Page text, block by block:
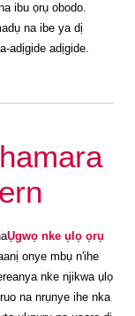
ibu ọrụ obodo.
na ibe ya dị
adịgide adịgide.
Ụgwọ nke ụlọ ọrụ
onye mbụ n'ihe
nke njikwa ụlọ
na nrụnye ihe nka